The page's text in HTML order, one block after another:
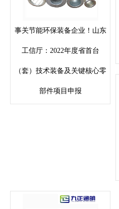
事关节能环保装备企业！山东
工信厅：2022年度省首台
（套）技术装备及关键核心零
部件项目申报